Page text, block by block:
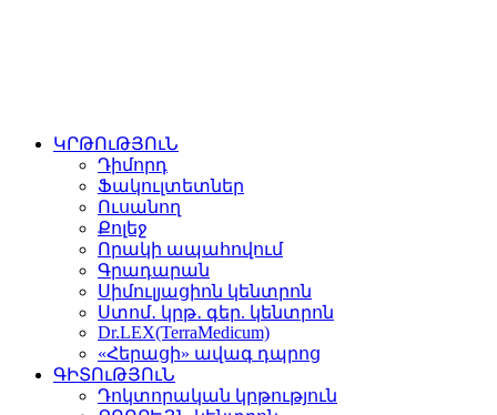
ԿՐԹՈւԹՅՈւՆ
Դիմորդ
Ֆակուլտետներ
Ուսանող
Քոլեջ
Որակի ապահովում
Գրադարան
Սիմուլյացիոն կենտրոն
Ստոմ․ կրթ․ գեր. կենտրոն
Dr.LEX(TerraMedicum)
«Հերացի» ավագ դպրոց
ԳԻՏՈւԹՅՈւՆ
Դոկտորական կրթություն